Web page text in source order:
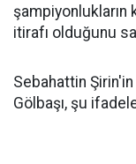
şampiyonlukların
itirafı olduğunu
Sebahattin
Gölbaşı, şu